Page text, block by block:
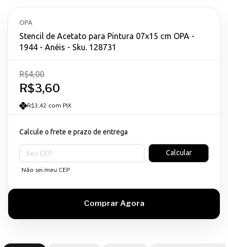
OPA
Stencil de Acetato para Pintura 07x15 cm OPA -
1944 - Anéis - Sku. 128731
R$3,60
R$4,00
R$3,42 com PIX
Calcule o frete e prazo de entrega
Entregas para o CEP:
Calcular
Não sei meu CEP